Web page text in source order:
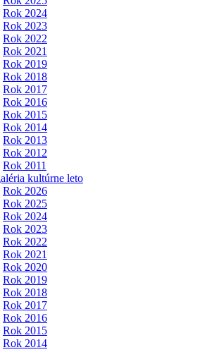
Rok 2024
Rok 2023
Rok 2022
Rok 2021
Rok 2019
Rok 2018
Rok 2017
Rok 2016
Rok 2015
Rok 2014
Rok 2013
Rok 2012
Rok 2011
kultúrne leto
Rok 2026
Rok 2025
Rok 2024
Rok 2023
Rok 2022
Rok 2021
Rok 2020
Rok 2019
Rok 2018
Rok 2017
Rok 2016
Rok 2015
Rok 2014